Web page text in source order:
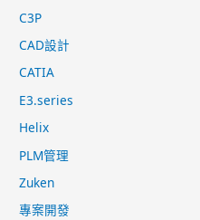
C3P
CAD設計
CATIA
E3.series
Helix
PLM管理
Zuken
專案開發